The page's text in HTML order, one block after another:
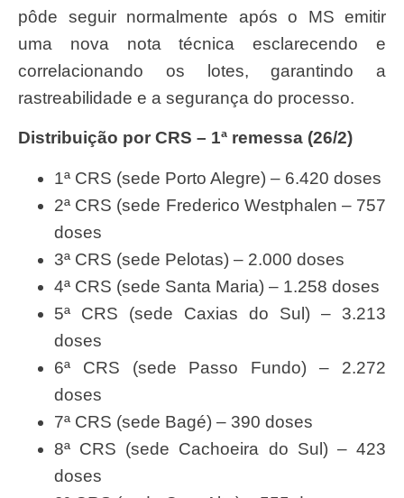
pôde seguir normalmente após o MS emitir
uma nova nota técnica esclarecendo e
correlacionando os lotes, garantindo a
rastreabilidade e a segurança do processo.
Distribuição por CRS – 1ª remessa (26/2)
1ª CRS (sede Porto Alegre) – 6.420 doses
2ª CRS (sede Frederico Westphalen – 757
doses
3ª CRS (sede Pelotas) – 2.000 doses
4ª CRS (sede Santa Maria) – 1.258 doses
5ª CRS (sede Caxias do Sul) – 3.213
doses
6ª CRS (sede Passo Fundo) – 2.272
doses
7ª CRS (sede Bagé) – 390 doses
8ª CRS (sede Cachoeira do Sul) – 423
doses